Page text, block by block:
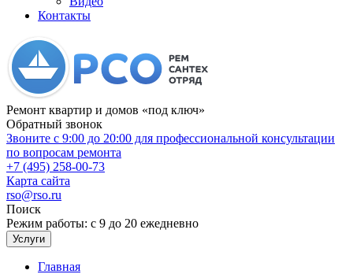
Контакты
Ремонт квартир и домов «под ключ»
Обратный звонок
Звоните с 9:00 до 20:00 для профессиональной консультации
по вопросам ремонта
+7 (495) 258-00-73
Карта сайта
rso@rso.ru
Поиск
Режим работы: с 9 до 20 ежедневно
Услуги
Главная